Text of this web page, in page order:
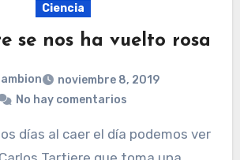
Ciencia
se nos ha vuelto rosa
llambion
noviembre 8, 2019
No hay comentarios